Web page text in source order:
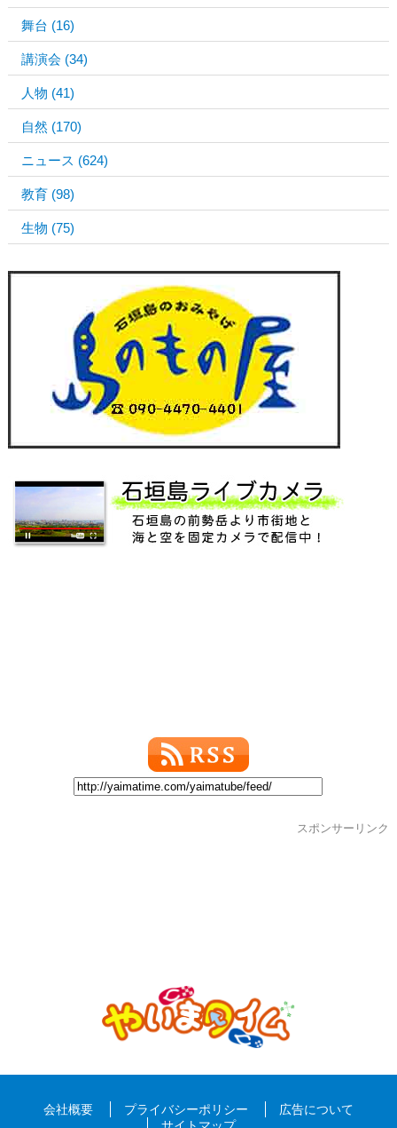
舞台 (16)
講演会 (34)
人物 (41)
自然 (170)
ニュース (624)
教育 (98)
生物 (75)
スポンサーリンク
会社概要 プライバシーポリシー
広告について